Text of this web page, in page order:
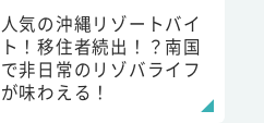
人気の沖縄リゾートバイ
ト！移住者続出！？南国
で非日常のリゾバライフ
が味わえる！